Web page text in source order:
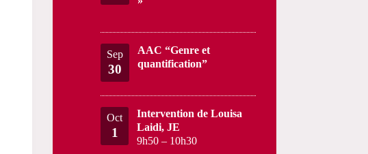
Sep
30
AAC “Genre et
quantification”
Oct
1
Intervention de Louisa
Laidi, JE
9h50 – 10h30